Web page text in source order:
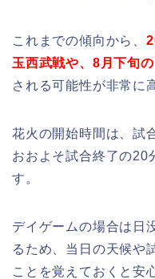
これまでの傾向から、
玉西武戦や、8月下旬の
される可能性が非常に
花火の開始時間は、試
おおよそ試合終了の20
す。
デイゲームの場合は日
るため、当日の天候や
ことを覚えておくと安